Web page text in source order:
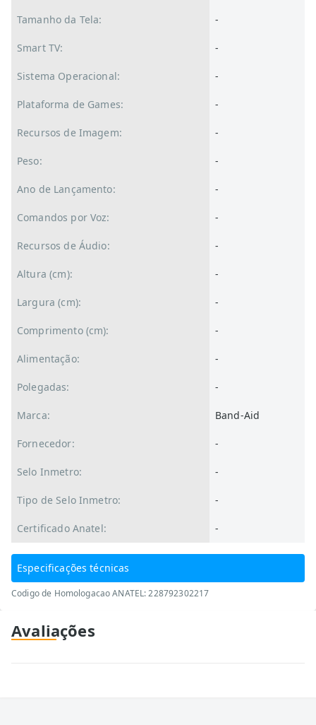
Tamanho da Tela: -
Smart TV: -
Sistema Operacional: -
Plataforma de Games: -
Recursos de Imagem: -
Peso: -
Ano de Lançamento: -
Comandos por Voz: -
Recursos de Áudio: -
Altura (cm): -
Largura (cm): -
Comprimento (cm): -
Alimentação: -
Polegadas: -
Marca: Band-Aid
Fornecedor: -
Selo Inmetro: -
Tipo de Selo Inmetro: -
Certificado Anatel: -
Especificações técnicas
Codigo de Homologacao ANATEL: 228792302217
Avaliações